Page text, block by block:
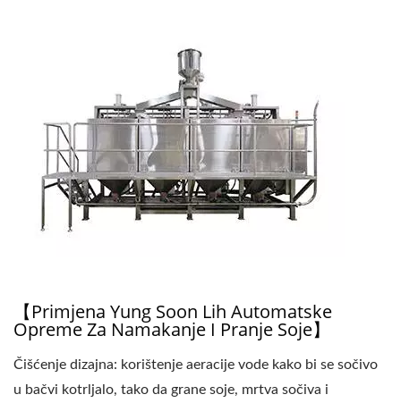
【Primjena Yung Soon Lih Automatske
Opreme Za Namakanje I Pranje Soje】
Čišćenje dizajna: korištenje aeracije vode kako bi se sočivo
u bačvi kotrljalo, tako da grane soje, mrtva sočiva i